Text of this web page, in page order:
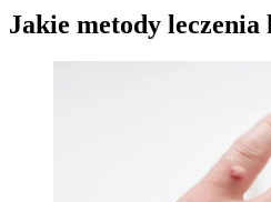
Jakie metody